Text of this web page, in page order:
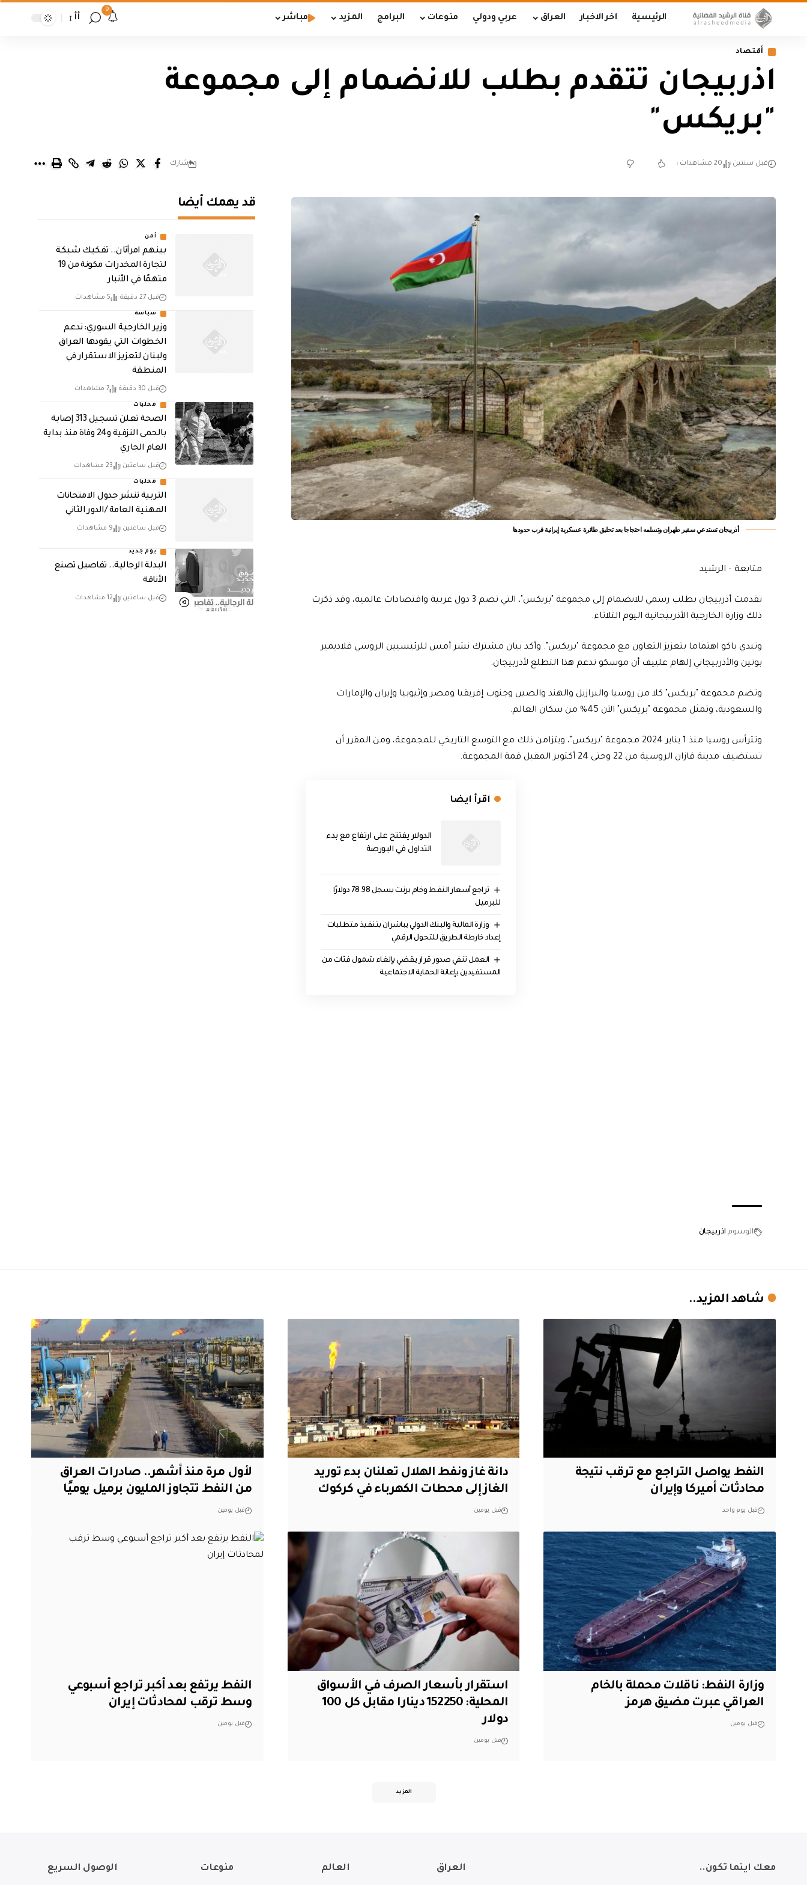
الرئيسية اخر الاخبار العراق عربي ودولي منوعات البرامج المزيد مباشر
9
أأ
أقتصاد
اذربيجان تتقدم بطلب للانضمام إلى مجموعة
"بريكس"
قبل سنتين 20 مشاهدات شارك
أذربيجان تستدعي سفير طهران وتسلمه احتجاجا بعد تحليق طائرة عسكرية إيرانية قرب حدودها
متابعة – الرشيد
تقدمت أذربيجان بطلب رسمي للانضمام إلى مجموعة "بريكس"، التي تضم 3 دول عربية واقتصادات عالمية، وقد ذكرت
ذلك وزارة الخارجية الأذربيجانية اليوم الثلاثاء.
وتبدي باكو اهتماما بتعزيز التعاون مع مجموعة "بريكس". وأكد بيان مشترك نشر أمس للرئيسيين الروسي فلاديمير
بوتين والأذربيجاني إلهام علييف أن موسكو تدعم هذا التطلع لأذربيجان.
وتضم مجموعة "بريكس" كلا من روسيا والبرازيل والهند والصين وجنوب إفريقيا ومصر وإثيوبيا وإيران والإمارات
والسعودية، وتمثل مجموعة "بريكس" الآن 45% من سكان العالم.
وتترأس روسيا منذ 1 يناير 2024 مجموعة "بريكس"، ويتزامن ذلك مع التوسع التاريخي للمجموعة، ومن المقرر أن
تستضيف مدينة قازان الروسية من 22 وحتى 24 أكتوبر المقبل قمة المجموعة.
اقرأ ايضا
الدولار يفتتح على ارتفاع مع بدء
التداول في البورصة
تراجع أسعار النفط وخام برنت يسجل 78.98 دولارًا
للبرميل
وزارة المالية والبنك الدولي يباشران بتنفيذ متطلبات
إعداد خارطة الطريق للتحول الرقمي
العمل تنفي صدور قرار يقضي بإلغاء شمول فئات من
المستفيدين بإعانة الحماية الاجتماعية
الوسوم اذربيجان
قد يهمك أيضا
أمن
بينهم امرأتان.. تفكيك شبكة
لتجارة المخدرات مكونة من 19
متهمًا في الأنبار
قبل 27 دقيقة 5 مشاهدات
سياسة
وزير الخارجية السوري: ندعم
الخطوات التي يقودها العراق
ولبنان لتعزيز الاستقرار في
المنطقة
قبل 30 دقيقة 7 مشاهدات
محليات
الصحة تعلن تسجيل 313 إصابة
بالحمى النزفية و24 وفاة منذ بداية
العام الجاري
قبل ساعتين 23 مشاهدات
محليات
التربية تنشر جدول الامتحانات
المهنية العامة /الدور الثاني
قبل ساعتين 9 مشاهدات
يوم جديد
البدلة الرجالية.. تفاصيل تصنع
الأناقة
قبل ساعتين 12 مشاهدات
شاهد المزيد..
النفط يواصل التراجع مع ترقب نتيجة
محادثات أميركا وإيران
قبل يوم واحد
دانة غاز ونفط الهلال تعلنان بدء توريد
الغاز إلى محطات الكهرباء في كركوك
قبل يومين
لأول مرة منذ أشهر.. صادرات العراق
من النفط تتجاوز المليون برميل يوميًا
قبل يومين
وزارة النفط: ناقلات محملة بالخام
العراقي عبرت مضيق هرمز
قبل يومين
استقرار بأسعار الصرف في الأسواق
المحلية: 152250 دينارا مقابل كل 100
دولار
قبل يومين
النفط يرتفع بعد أكبر تراجع أسبوعي
وسط ترقب لمحادثات إيران
قبل يومين
المزيد
معك اينما تكون.. العراق العالم منوعات الوصول السريع